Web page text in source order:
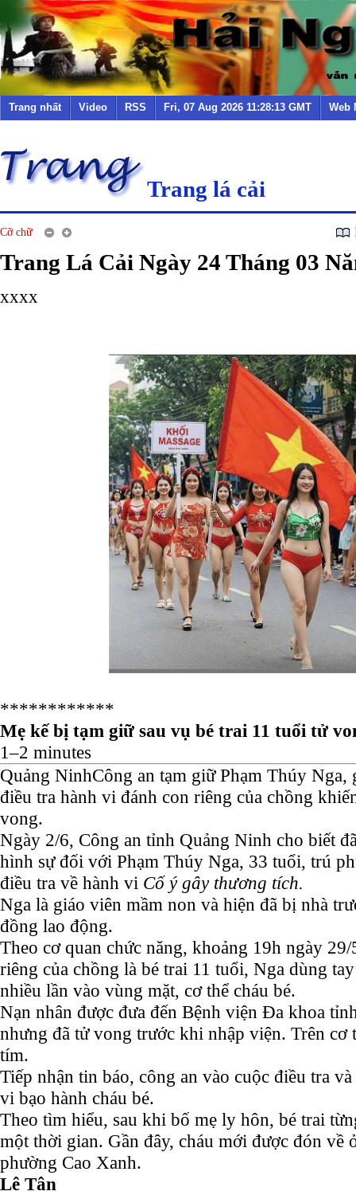
Trang nhất Video RSS Fri, 07 Aug 2026 11:28:13 GMT Web
Trang lá cải
Cỡ chữ
Trang Lá Cải Ngày 24 Tháng 03
xxxx
************
Mẹ kế bị tạm giữ sau vụ bé trai 11 tuổi tử
1–2 minutes
Quảng NinhCông an tạm giữ Phạm Thúy Nga,
điều tra hành vi đánh con riêng của chồng
vong.
Ngày 2/6, Công an tỉnh Quảng Ninh cho biết
hình sự đối với Phạm Thúy Nga, 33 tuổi, trú
điều tra về hành vi Cố ý gây thương tích.
Nga là giáo viên mầm non và hiện đã bị nhà
đồng lao động.
Theo cơ quan chức năng, khoảng 19h ngày
riêng của chồng là bé trai 11 tuổi, Nga dùng
nhiều lần vào vùng mặt, cơ thể cháu bé.
Nạn nhân được đưa đến Bệnh viện Đa khoa
nhưng đã tử vong trước khi nhập viện. Trên cơ
tím.
Tiếp nhận tin báo, công an vào cuộc điều tra
vi bạo hành cháu bé.
Theo tìm hiểu, sau khi bố mẹ ly hôn, bé trai
một thời gian. Gần đây, cháu mới được đón về
phường Cao Xanh.
Lê Tân